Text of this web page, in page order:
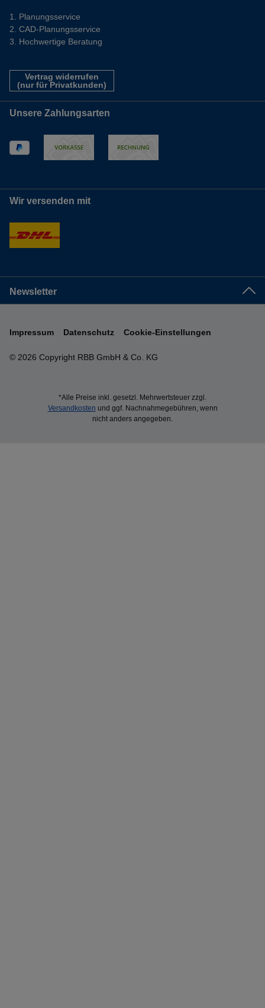
Planungsservice
CAD-Planungsservice
Hochwertige Beratung
Vertrag widerrufen
(nur für Privatkunden)
Unsere Zahlungsarten
Wir versenden mit
Newsletter
© 2026 Copyright RBB GmbH & Co. KG
Impressum Datenschutz Cookie-Einstellungen
*Alle Preise inkl. gesetzl. Mehrwertsteuer zzgl.
Versandkosten und ggf. Nachnahmegebühren, wenn
nicht anders angegeben.